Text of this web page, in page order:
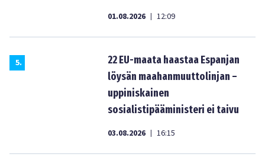
01.08.2026 | 12:09
5.
22 EU-maata haastaa Espanjan
löysän maahanmuuttolinjan –
uppiniskainen
sosialistipääministeri ei taivu
03.08.2026 | 16:15